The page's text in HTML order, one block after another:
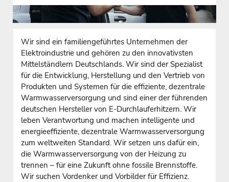
Wir sind ein familiengeführtes Unternehmen der
Elektroindustrie und gehören zu den innovativsten
Mittelständlern Deutschlands. Wir sind der Spezialist
für die Entwicklung, Herstellung und den Vertrieb von
Produkten und Systemen für die effiziente, dezentrale
Warmwasserversorgung und sind einer der führenden
deutschen Hersteller von E-Durchlauferhitzern. Wir
leben Verantwortung und machen intelligente und
energieeffiziente, dezentrale Warmwasserversorgung
zum weltweiten Standard. Wir setzen uns dafür ein,
die Warmwasserversorgung von der Heizung zu
trennen – für eine Zukunft ohne fossile Brennstoffe.
Wir suchen Vordenker und Vorbilder für Effizienz.